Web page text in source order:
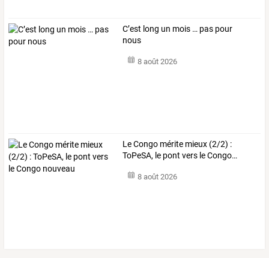
C’est long un mois … pas pour
nous
8 août 2026
LeCongo mérite mieux (2/2) :
ToPeSA, le pont vers leCongo…
8 août 2026